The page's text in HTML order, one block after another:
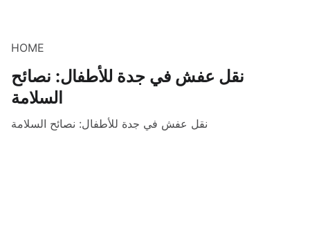
HOME
نقل عفش في جدة للأطفال: نصائح
السلامة
نقل عفش في جدة للأطفال: نصائح السلامة